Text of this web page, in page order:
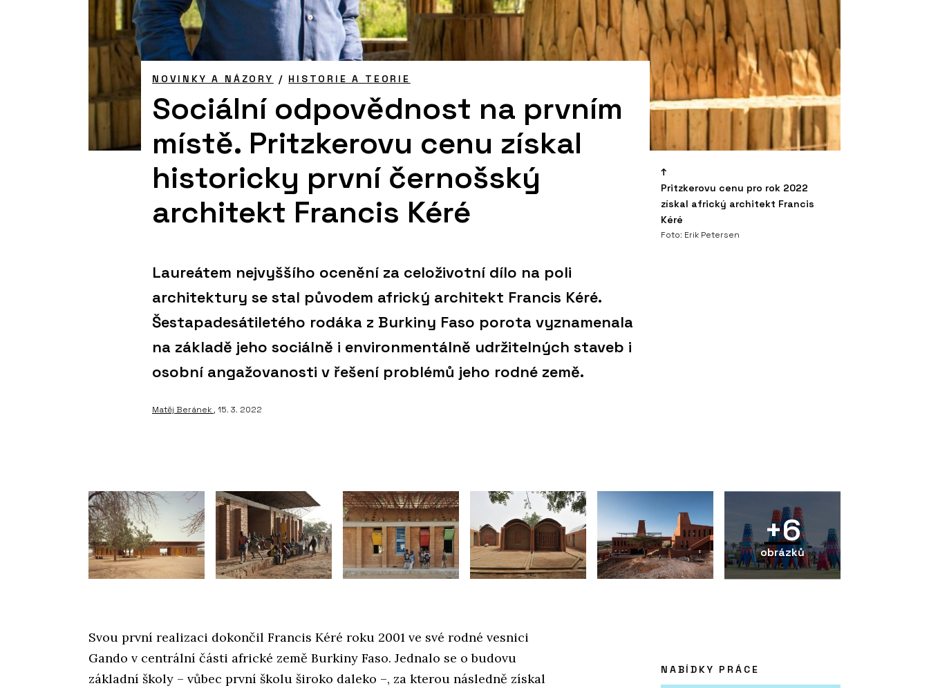
Pritzkerovu cenu pro rok 2022
získal africký architekt Francis
Kéré
Foto: Erik Petersen
NOVINKY A NÁZORY / HISTORIE A TEORIE
Sociální odpovědnost na prvním
místě. Pritzkerovu cenu získal
historicky první černošský
architekt Francis Kéré
Laureátem nejvyššího ocenění za celoživotní dílo na poli
architektury se stal původem africký architekt Francis Kéré.
Šestapadesátiletého rodáka z Burkiny Faso porota vyznamenala
na základě jeho sociálně i environmentálně udržitelných staveb i
osobní angažovanosti v řešení problémů jeho rodné země.
Matěj Beránek, 15. 3. 2022
+6
obrázků
Svou první realizaci dokončil Francis Kéré roku 2001 ve své rodné vesnici
Gando v centrální části africké země Burkiny Faso. Jednalo se o budovu
základní školy – vůbec první školu široko daleko –, za kterou následně získal
NABÍDKY PRÁCE